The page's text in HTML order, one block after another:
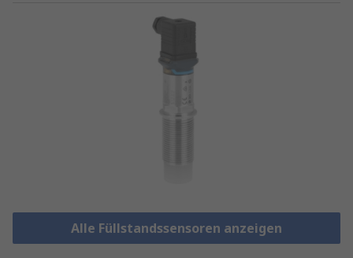
Alle Füllstandssensoren anzeigen